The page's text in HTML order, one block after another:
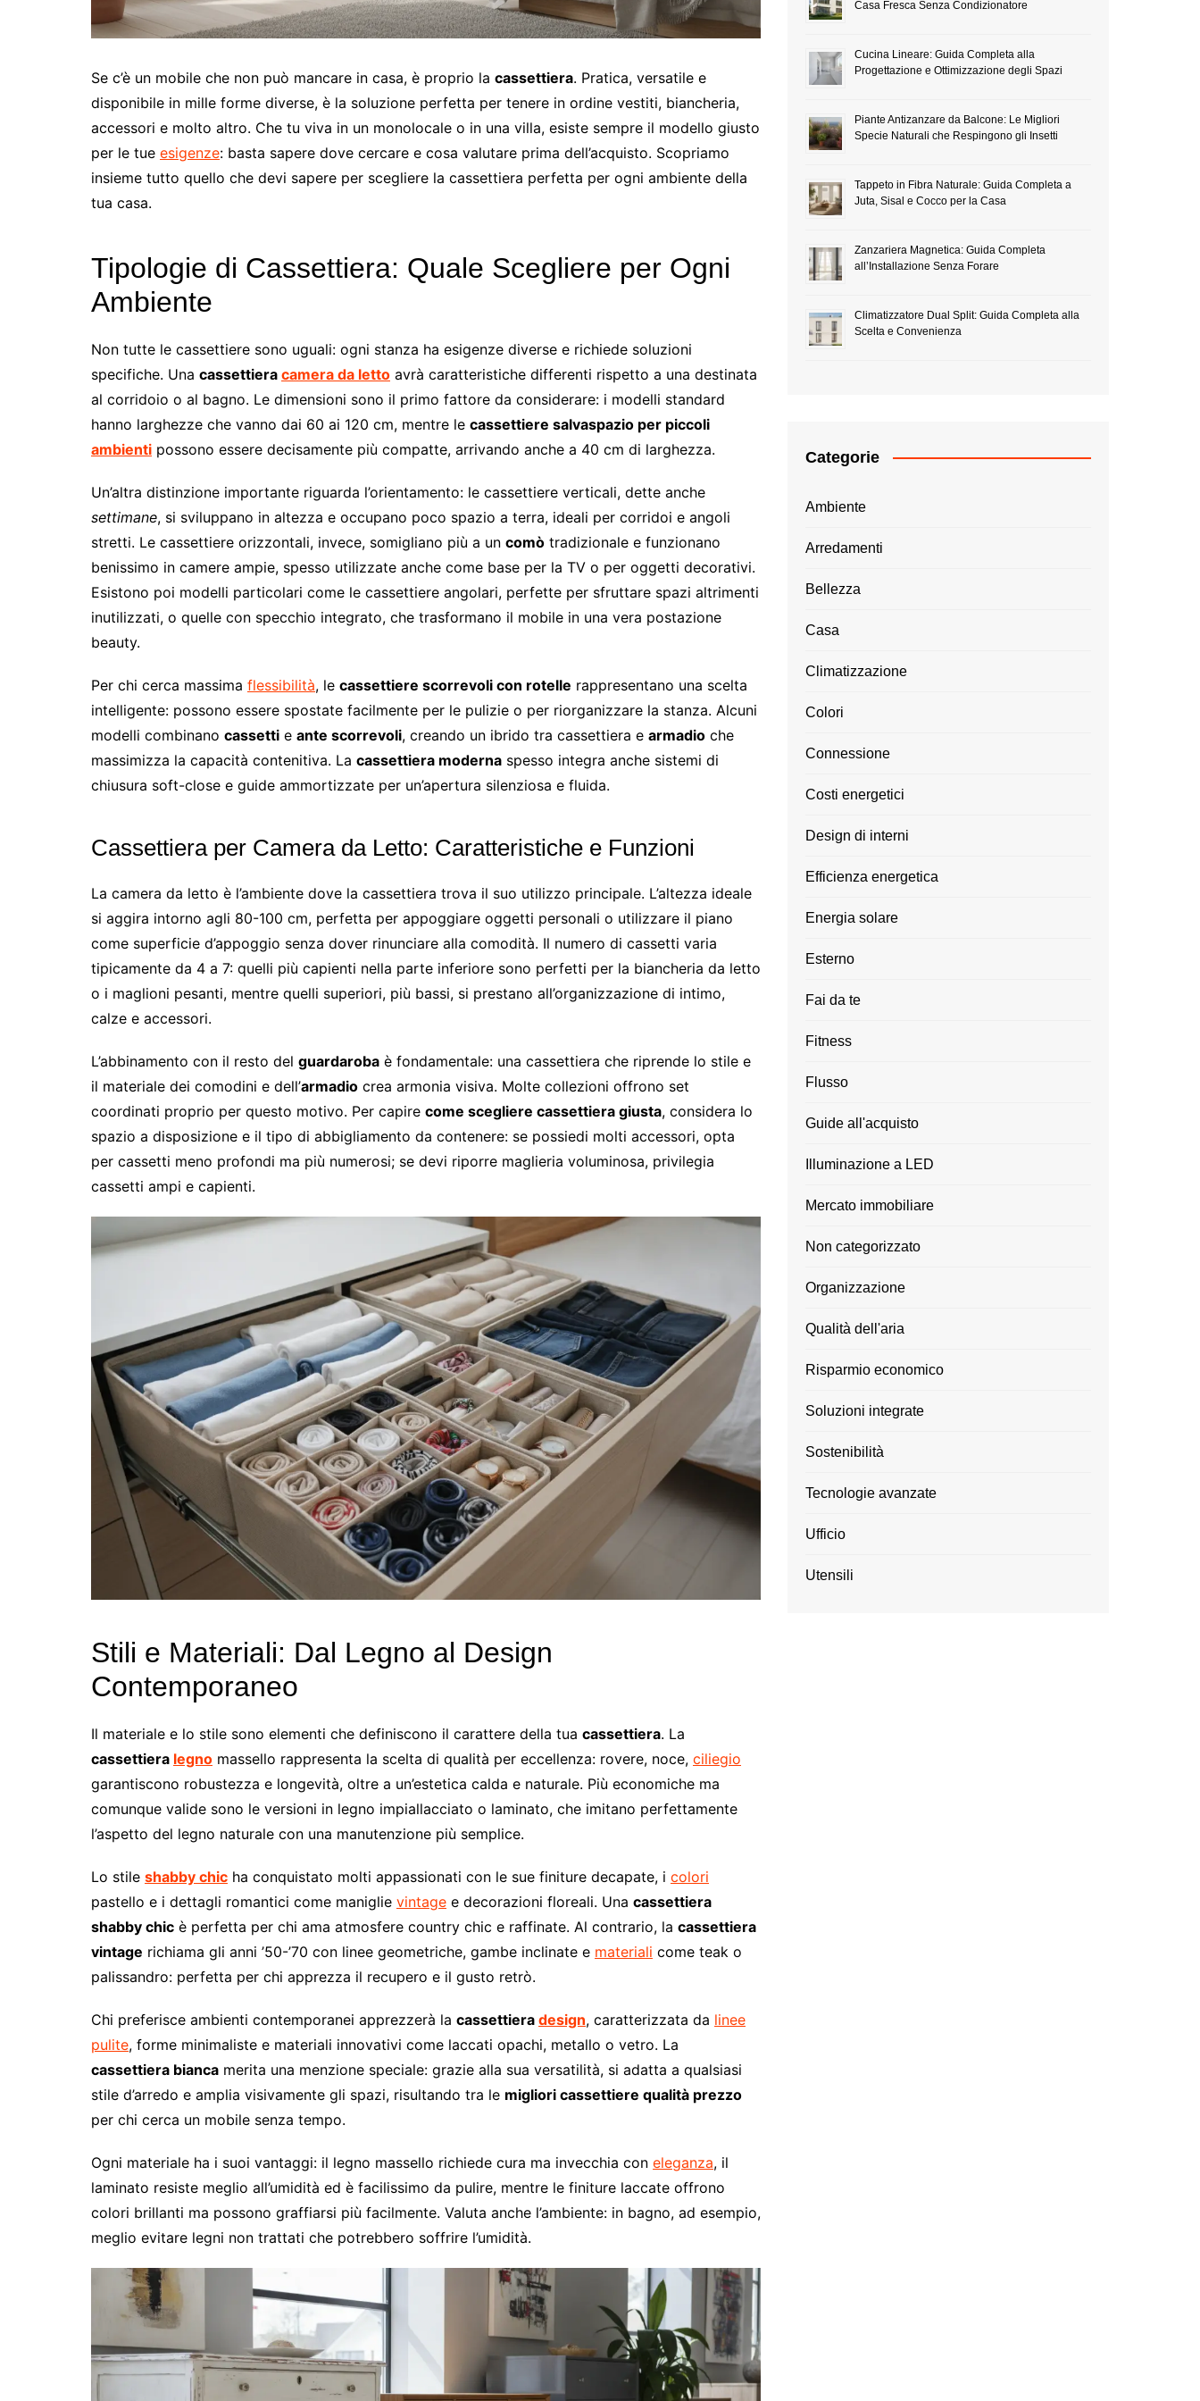
Se c’è un mobile che non può mancare in casa, è proprio la cassettiera. Pratica, versatile e
disponibile in mille forme diverse, è la soluzione perfetta per tenere in ordine vestiti, biancheria,
accessori e molto altro. Che tu viva in un monolocale o in una villa, esiste sempre il modello giusto
per le tue esigenze: basta sapere dove cercare e cosa valutare prima dell’acquisto. Scopriamo
insieme tutto quello che devi sapere per scegliere la cassettiera perfetta per ogni ambiente della
tua casa.
Tipologie di Cassettiera: Quale Scegliere per Ogni
Ambiente
Non tutte le cassettiere sono uguali: ogni stanza ha esigenze diverse e richiede soluzioni
specifiche. Una cassettiera camera da letto avrà caratteristiche differenti rispetto a una destinata
al corridoio o al bagno. Le dimensioni sono il primo fattore da considerare: i modelli standard
hanno larghezze che vanno dai 60 ai 120 cm, mentre le cassettiere salvaspazio per piccoli
ambienti possono essere decisamente più compatte, arrivando anche a 40 cm di larghezza.
Un’altra distinzione importante riguarda l’orientamento: le cassettiere verticali, dette anche
settimane, si sviluppano in altezza e occupano poco spazio a terra, ideali per corridoi e angoli
stretti. Le cassettiere orizzontali, invece, somigliano più a un comò tradizionale e funzionano
benissimo in camere ampie, spesso utilizzate anche come base per la TV o per oggetti decorativi.
Esistono poi modelli particolari come le cassettiere angolari, perfette per sfruttare spazi altrimenti
inutilizzati, o quelle con specchio integrato, che trasformano il mobile in una vera postazione
beauty.
Per chi cerca massima flessibilità, le cassettiere scorrevoli con rotelle rappresentano una scelta
intelligente: possono essere spostate facilmente per le pulizie o per riorganizzare la stanza. Alcuni
modelli combinano cassetti e ante scorrevoli, creando un ibrido tra cassettiera e armadio che
massimizza la capacità contenitiva. La cassettiera moderna spesso integra anche sistemi di
chiusura soft-close e guide ammortizzate per un’apertura silenziosa e fluida.
Cassettiera per Camera da Letto: Caratteristiche e Funzioni
La camera da letto è l’ambiente dove la cassettiera trova il suo utilizzo principale. L’altezza ideale
si aggira intorno agli 80-100 cm, perfetta per appoggiare oggetti personali o utilizzare il piano
come superficie d’appoggio senza dover rinunciare alla comodità. Il numero di cassetti varia
tipicamente da 4 a 7: quelli più capienti nella parte inferiore sono perfetti per la biancheria da letto
o i maglioni pesanti, mentre quelli superiori, più bassi, si prestano all’organizzazione di intimo,
calze e accessori.
L’abbinamento con il resto del guardaroba è fondamentale: una cassettiera che riprende lo stile e
il materiale dei comodini e dell’armadio crea armonia visiva. Molte collezioni offrono set
coordinati proprio per questo motivo. Per capire come scegliere cassettiera giusta, considera lo
spazio a disposizione e il tipo di abbigliamento da contenere: se possiedi molti accessori, opta
per cassetti meno profondi ma più numerosi; se devi riporre maglieria voluminosa, privilegia
cassetti ampi e capienti.
Stili e Materiali: Dal Legno al Design
Contemporaneo
Il materiale e lo stile sono elementi che definiscono il carattere della tua cassettiera. La
cassettiera legno massello rappresenta la scelta di qualità per eccellenza: rovere, noce, ciliegio
garantiscono robustezza e longevità, oltre a un’estetica calda e naturale. Più economiche ma
comunque valide sono le versioni in legno impiallacciato o laminato, che imitano perfettamente
l’aspetto del legno naturale con una manutenzione più semplice.
Lo stile shabby chic ha conquistato molti appassionati con le sue finiture decapate, i colori
pastello e i dettagli romantici come maniglie vintage e decorazioni floreali. Una cassettiera
shabby chic è perfetta per chi ama atmosfere country chic e raffinate. Al contrario, la cassettiera
vintage richiama gli anni ’50-’70 con linee geometriche, gambe inclinate e materiali come teak o
palissandro: perfetta per chi apprezza il recupero e il gusto retrò.
Chi preferisce ambienti contemporanei apprezzerà la cassettiera design, caratterizzata da linee
pulite, forme minimaliste e materiali innovativi come laccati opachi, metallo o vetro. La
cassettiera bianca merita una menzione speciale: grazie alla sua versatilità, si adatta a qualsiasi
stile d’arredo e amplia visivamente gli spazi, risultando tra le migliori cassettiere qualità prezzo
per chi cerca un mobile senza tempo.
Ogni materiale ha i suoi vantaggi: il legno massello richiede cura ma invecchia con eleganza, il
laminato resiste meglio all’umidità ed è facilissimo da pulire, mentre le finiture laccate offrono
colori brillanti ma possono graffiarsi più facilmente. Valuta anche l’ambiente: in bagno, ad esempio,
meglio evitare legni non trattati che potrebbero soffrire l’umidità.
Casa Fresca Senza Condizionatore
Cucina Lineare: Guida Completa alla
Progettazione e Ottimizzazione degli Spazi
Piante Antizanzare da Balcone: Le Migliori
Specie Naturali che Respingono gli Insetti
Tappeto in Fibra Naturale: Guida Completa a
Juta, Sisal e Cocco per la Casa
Zanzariera Magnetica: Guida Completa
all’Installazione Senza Forare
Climatizzatore Dual Split: Guida Completa alla
Scelta e Convenienza
Categorie
Ambiente
Arredamenti
Bellezza
Casa
Climatizzazione
Colori
Connessione
Costi energetici
Design di interni
Efficienza energetica
Energia solare
Esterno
Fai da te
Fitness
Flusso
Guide all'acquisto
Illuminazione a LED
Mercato immobiliare
Non categorizzato
Organizzazione
Qualità dell'aria
Risparmio economico
Soluzioni integrate
Sostenibilità
Tecnologie avanzate
Ufficio
Utensili